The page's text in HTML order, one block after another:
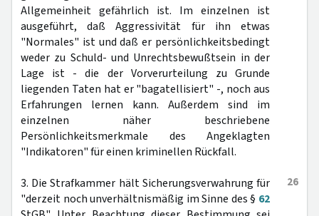
Allgemeinheit gefährlich ist. Im einzelnen ist
ausgeführt, daß Aggressivität für ihn etwas
"Normales" ist und daß er persönlichkeitsbedingt
weder zu Schuld- und Unrechtsbewußtsein in der
Lage ist - die der Vorverurteilung zu Grunde
liegenden Taten hat er "bagatellisiert" -, noch aus
Erfahrungen lernen kann. Außerdem sind im
einzelnen näher beschriebene
Persönlichkeitsmerkmale des Angeklagten
"Indikatoren" für einen kriminellen Rückfall.
26
3. Die Strafkammer hält Sicherungsverwahrung für
"derzeit noch unverhältnismäßig im Sinne des § 62